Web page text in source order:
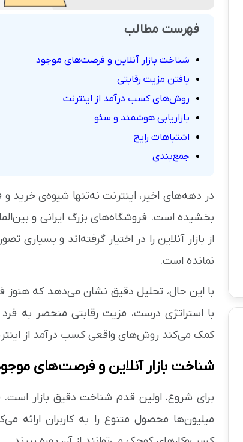
فهرست مطالب
شناخت بازار آنلاین و فرصت‌های موجود
یافتن مزیت رقابتی
روش‌های کسب درآمد از اینترنت
بازاریابی هوشمند و سئو
اشتباهات رایج
جمع‌بندی
در دهه‌های اخیر، اینترنت نه‌تنها شیوه‌ی خرید و
بخشیده است. فروشگاه‌های بزرگ ایرانی و
از بازار آنلاین را در اختیار گرفته‌اند و
نمانده است.
با این حال، تحلیل دقیق نشان می‌دهد که هنوز
با استراتژی درست، مزیت رقابتی منحصر به
کمک می‌کند روش‌های واقعی کسب درآمد از
شناخت بازار آنلاین و فرصت‌های
برای شروع، اولین قدم شناخت دقیق بازار است.
میلیون‌ها محصول متنوع را به کاربران ارائه